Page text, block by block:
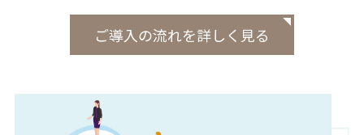
ご導入の流れを詳しく見る